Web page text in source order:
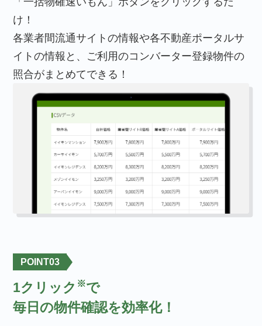
け！
各業者間流通サイトの情報や各不動産ポータルサ
イトの情報と、ご利用のコンバーター登録物件の
照合がまとめてできる！
POINT03
1クリック ※で
毎日の物件確認を効率化！